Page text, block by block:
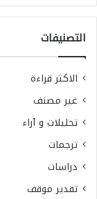
التصنيفات
الاكثر قراءة
غير مصنف
تحليلات و آراء
ترجمات
دراسات
تقدير موقف